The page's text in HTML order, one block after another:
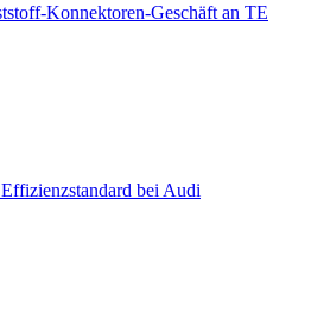
Konnektoren-Geschäft an TE
bei Audi